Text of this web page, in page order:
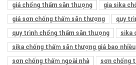
giá chống thấm sân thượng
gia sika
giá sơn chống thấm sân thượng
quy
quy trình chống thấm sân thượng
sika
sika chống thấm sân thượng giá bao nhiều
sơn chống thấm ngoài nhà
sơn chống